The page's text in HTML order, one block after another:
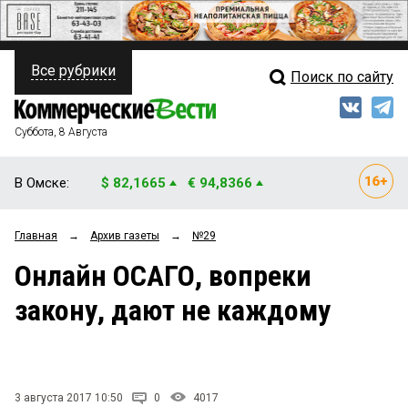
ПОЛИТИКА
ФИНАНСЫ
ОБЩЕСТВО
ЗАКОН
НОВОСТИ КОМПАНИЙ
СТИЛЬ ЖИЗНИ
Свежий выпуск
Рейтинги
Блоги
Все рубрики Поиск по сайту
Суббота, 8 Августа
В Омске: $ 82,1665 € 94,8366
Главная → Архив газеты → №29
Онлайн ОСАГО, вопреки
закону, дают не каждому
3 августа 2017 10:50 0 4017